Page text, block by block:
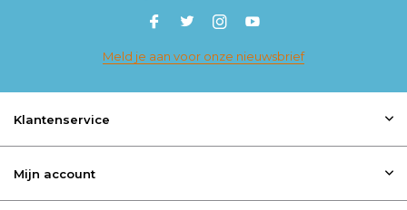
Meld je aan voor onze nieuwsbrief
Klantenservice
Mijn account